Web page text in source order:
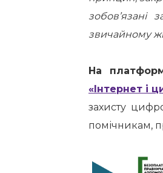
звичайному
На
«Інтернет і
захисту
помічникам,